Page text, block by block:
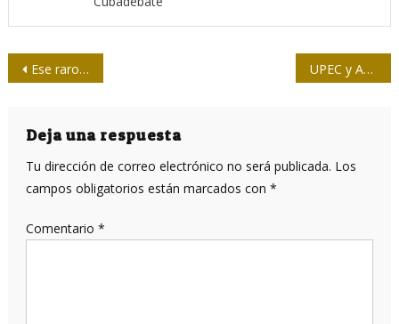
Navegación
entradas
Ese raro intelectual que regalaba ideas UPEC y APV: inteligencia artificial, pero hermandad natural
Deja una respuesta
Tu dirección de correo electrónico no será publicada. Los
campos obligatorios están marcados con *
Comentario *